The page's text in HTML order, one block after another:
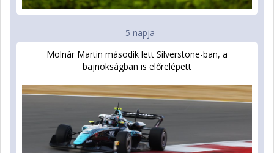
5 napja
Molnár Martin második lett Silverstone-ban, a
bajnokságban is előrelépett